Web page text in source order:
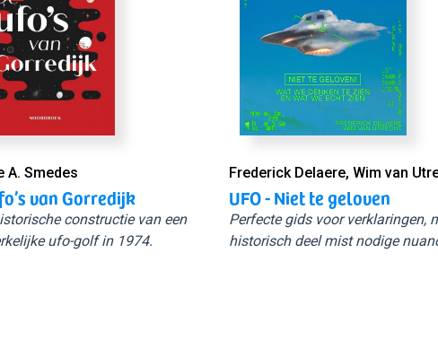
A. Smedes
van Gorredijk
constructie van een
ufo-golf in 1974.
Frederick Delaere, Wim van
UFO - Niet te geloven
Perfecte gids voor verklaringen,
historisch deel mist nodige